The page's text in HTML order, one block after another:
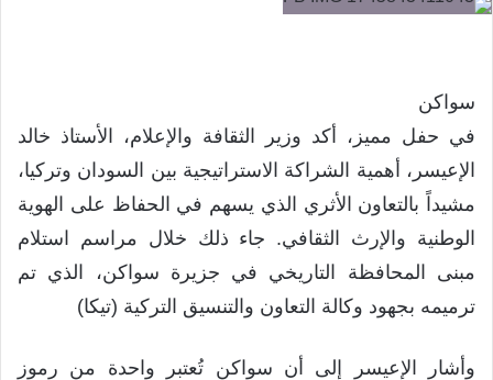
سواكن
في حفل مميز، أكد وزير الثقافة والإعلام، الأستاذ خالد
الإعيسر، أهمية الشراكة الاستراتيجية بين السودان وتركيا،
مشيداً بالتعاون الأثري الذي يسهم في الحفاظ على الهوية
الوطنية والإرث الثقافي. جاء ذلك خلال مراسم استلام
مبنى المحافظة التاريخي في جزيرة سواكن، الذي تم
ترميمه بجهود وكالة التعاون والتنسيق التركية (تيكا)
وأشار الإعيسر إلى أن سواكن تُعتبر واحدة من رموز